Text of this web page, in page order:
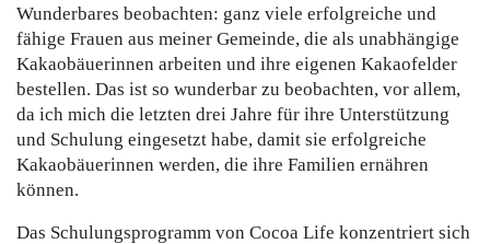
Wunderbares beobachten: ganz viele erfolgreiche und
fähige Frauen aus meiner Gemeinde, die als unabhängige
Kakaobäuerinnen arbeiten und ihre eigenen Kakaofelder
bestellen. Das ist so wunderbar zu beobachten, vor allem,
da ich mich die letzten drei Jahre für ihre Unterstützung
und Schulung eingesetzt habe, damit sie erfolgreiche
Kakaobäuerinnen werden, die ihre Familien ernähren
können.
Das Schulungsprogramm von Cocoa Life konzentriert sich